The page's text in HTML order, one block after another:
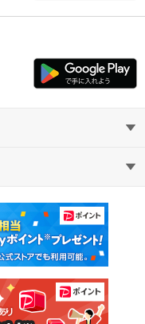
ンション
戸建て
！住まいの先生